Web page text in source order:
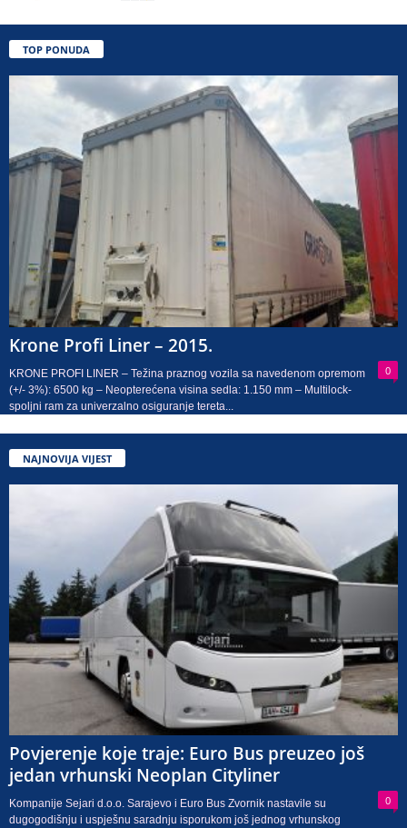
TOP PONUDA
Krone Profi Liner – 2015.
0
KRONE PROFI LINER – Težina praznog vozila sa navedenom opremom
(+/- 3%): 6500 kg – Neopterećena visina sedla: 1.150 mm – Multilock-
spoljni ram za univerzalno osiguranje tereta...
NAJNOVIJA VIJEST
Povjerenje koje traje: Euro Bus preuzeo još
jedan vrhunski Neoplan Cityliner
0
Kompanije Sejari d.o.o. Sarajevo i Euro Bus Zvornik nastavile su
dugogodišnju i uspješnu saradnju isporukom još jednog vrhunskog